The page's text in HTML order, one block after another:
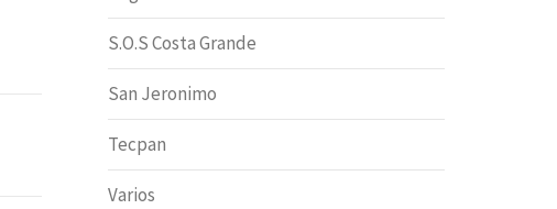
S.O.S Costa Grande
San Jeronimo
Tecpan
Varios